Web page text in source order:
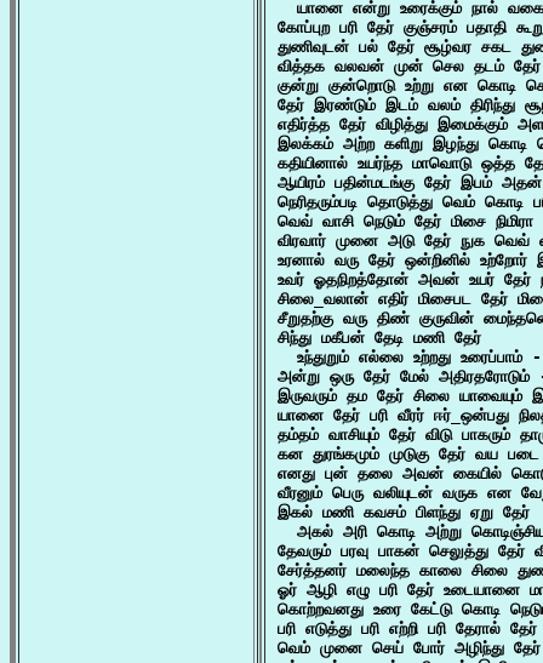
யானை என்று உரைக்கும் நால் வகை
கோப்புற பரி தேர் குஞ்சரம் பதாதி
துணிவுடன் பல் தேர் சூழ்வர சகட
வித்தக வலவன் முன் செல தடம்
குன்று குன்றொடு உற்று என கொடி
தேர் இரண்டும் இடம் வலம் திரிந்து
எதிர்த்த தேர் விழித்து இமைக்கும்
இலக்கம் அற்ற களிறு இழந்து
கதியினால் உயர்ந்த மாவொடு ஒத்த
ஆயிரம் பதின்மடங்கு தேர் இபம்
நெரிதரும்படி தொடுத்து வெம்
வெவ் வாசி நெடும் தேர் மிசை
விரவார் முனை அடு தேர் நுக வெவ்
உரனால் வரு தேர் ஒன்றினில் உற்றோர்
உவர் ஓதநிறத்தோன் அவன் உயர் தேர்
சிலை_வலான் எதிர் மிசைபட தேர்
சீறுதற்கு வரு திண் குருவின்
சிந்து மகீபன் தேடி மணி தேர்
உந்துறும் எல்லை உற்றது உரைப்பாம் -
அன்று ஒரு தேர் மேல் அதிரதரோடும்
இருவரும் தம தேர் சிலை யாவையும்
யானை தேர் பரி வீரர் ஈர்_ஒன்பது
தம்தம் வாசியும் தேர் விடு பாகரும்
கன துரங்கமும் முடுகு தேர் வய
எனது புன் தலை அவன் கையில்
வீரனும் பெரு வலியுடன் வருக என
இகல் மணி கவசம் பிளந்து ஏறு தேர்
அகல் அரி கொடி அற்று
தேவரும் பரவு பாகன் செலுத்து தேர்
சேர்த்தனர் மலைந்த காலை சிலை
ஓர் ஆழி எழு பரி தேர் உடையானை
கொற்றவனது உரை கேட்டு கொடி
பரி எடுத்து பரி எற்றி பரி தேரால்
வெம் முனை செய் போர் அழிந்து